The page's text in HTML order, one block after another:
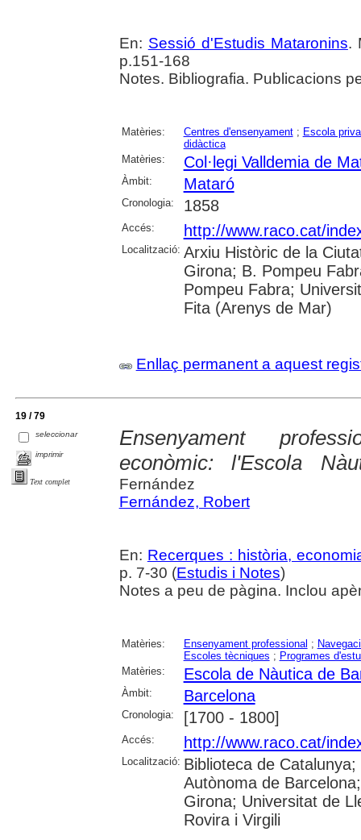
En: Sessió d'Estudis Mataronins.
p.151-168
Notes. Bibliografia. Publicacions
Matèries: Centres d'ensenyament; Escola
didàctica
Matèries:
Col·legi Valldemia de
Àmbit: Mataró
Cronologia: 1858
Accés: http://www.raco.cat/
Localització: Arxiu Històric de la
Girona; B. Pompeu
Pompeu Fabra;
Fita (Arenys de Mar)
Enllaç permanent a aquest
19 / 79
seleccionar
imprimir
Text complet
Ensenyament
econòmic: l'Escola
Fernández
Fernández, Robert
En: Recerques : història,
p. 7-30 (Estudis i Notes)
Notes a peu de pàgina. Inclou
Matèries: Ensenyament professional ;
Escoles tècniques ; Programes
Matèries:
Escola de Nàutica de
Àmbit: Barcelona
Cronologia: [1700 - 1800]
Accés: http://www.raco.cat/
Localització: Biblioteca de
Autònoma de
Girona; Universitat de
Rovira i Virgili